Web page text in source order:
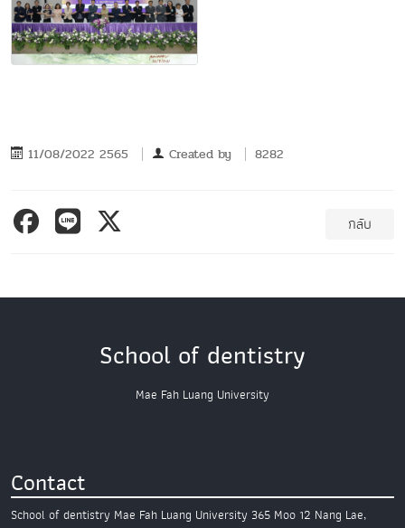
11/08/2022 2565 Created by 8282
กลับ
School of dentistry
Mae Fah Luang University
Contact
School of dentistry Mae Fah Luang University 365 Moo 12 Nang Lae,